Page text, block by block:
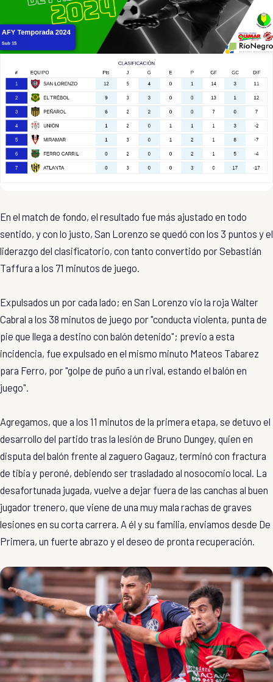
En el match de fondo, el resultado fue más ajustado en todo
sentido, y con lo justo, San Lorenzo se quedó con los 3 puntos y el
liderazgo del clasificatorio, con tanto convertido por Sebastián
Taffura a los 71 minutos de juego.
Expulsados un por cada lado; en San Lorenzo vio la roja Walter
Cabral a los 38 minutos de juego por "conducta violenta, punta de
pie que llega a destino con balón detenido"; previo a esta
incidencia, fue expulsado en el mismo minuto Mateos Tabarez
para Ferro, por "golpe de puño a un rival, estando el balón en
juego".
Agregamos, que a los 11 minutos de la primera etapa, se detuvo el
desarrollo del partido tras la lesión de Bruno Dungey, quien en
disputa del balón frente al zaguero Gagauz, terminó con fractura
de tibia y peroné, debiendo ser trasladado al nosocomio local. La
desafortunada jugada, vuelve a dejar fuera de las canchas al buen
jugador trenero, que viene de una muy mala rachas de graves
lesiones en su corta carrera. A él y su familia, enviamos desde De
Primera, un fuerte abrazo y el deseo de pronta recuperación.